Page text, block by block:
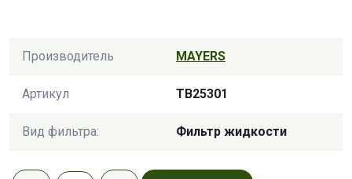
Производитель MAYERS
Артикул TB25301
Вид фильтра: Фильтр жидкости